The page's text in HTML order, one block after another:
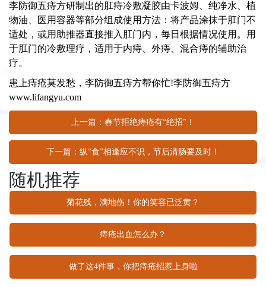
李防御五痔方研制出的肛痔冷敷凝胶由卡波姆、纯净水、植
物油、医用容器等部分组成使用方法：将产品涂抹于肛门不
适处，或用助推器直接推入肛门内，每日根据情况使用。用
于肛门的冷敷理疗，适用于内痔、外痔、混合痔的辅助治
疗。
患上痔疮莫发愁， 李防御五痔方帮你忙!李防御五痔方
www.lifangyu.com
上一篇：春节拒绝痔疮有“绝招”！
下一篇：纵“食”相逢应不识，节后清肠要及时！
随机推荐
菊花残，满地伤！你的笑容已泛黄？
痔疮出血怎么办？
做了这4件事，你把痔疮招惹上身啦